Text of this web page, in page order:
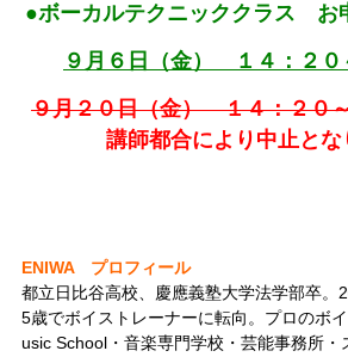
●ボーカルテクニッククラス お
９月６日（金） １４：２０
９月２０日（金） １４：２０
講師都合により中止とな
ENIWA プロフィール
都立日比谷高校、慶應義塾大学法学部卒。
5歳でボイストレーナーに転向。プロのボ
usic School・音楽専門学校・芸能事務所・